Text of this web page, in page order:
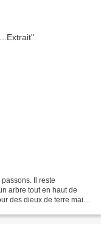
Il reste
arbre tout en haut de
des dieux de terre mais